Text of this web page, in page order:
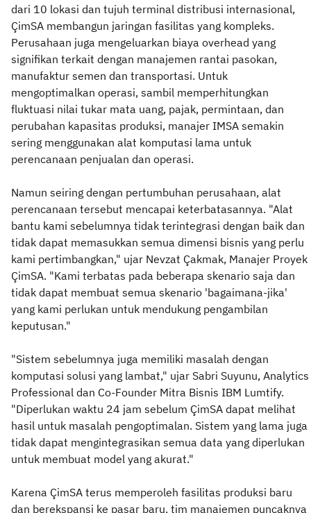
dari 10 lokasi dan tujuh terminal distribusi internasional,
ÇimSA membangun jaringan fasilitas yang kompleks.
Perusahaan juga mengeluarkan biaya overhead yang
signifikan terkait dengan manajemen rantai pasokan,
manufaktur semen dan transportasi. Untuk
mengoptimalkan operasi, sambil memperhitungkan
fluktuasi nilai tukar mata uang, pajak, permintaan, dan
perubahan kapasitas produksi, manajer IMSA semakin
sering menggunakan alat komputasi lama untuk
perencanaan penjualan dan operasi.
Namun seiring dengan pertumbuhan perusahaan, alat
perencanaan tersebut mencapai keterbatasannya. "Alat
bantu kami sebelumnya tidak terintegrasi dengan baik dan
tidak dapat memasukkan semua dimensi bisnis yang perlu
kami pertimbangkan," ujar Nevzat Çakmak, Manajer Proyek
ÇimSA. "Kami terbatas pada beberapa skenario saja dan
tidak dapat membuat semua skenario 'bagaimana-jika'
yang kami perlukan untuk mendukung pengambilan
keputusan."
"Sistem sebelumnya juga memiliki masalah dengan
komputasi solusi yang lambat," ujar Sabri Suyunu, Analytics
Professional dan Co-Founder Mitra Bisnis IBM Lumtify.
"Diperlukan waktu 24 jam sebelum ÇimSA dapat melihat
hasil untuk masalah pengoptimalan. Sistem yang lama juga
tidak dapat mengintegrasikan semua data yang diperlukan
untuk membuat model yang akurat."
Karena ÇimSA terus memperoleh fasilitas produksi baru
dan berekspansi ke pasar baru, tim manajemen puncaknya